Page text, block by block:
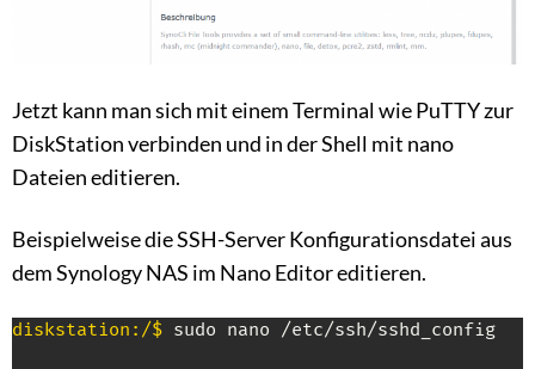
Jetzt kann man sich mit einem Terminal wie PuTTY zur
DiskStation verbinden und in der Shell mit nano
Dateien editieren.
Beispielweise die SSH-Server Konfigurationsdatei aus
dem Synology NAS im Nano Editor editieren.
diskstation:/$ sudo nano /etc/ssh/sshd_config